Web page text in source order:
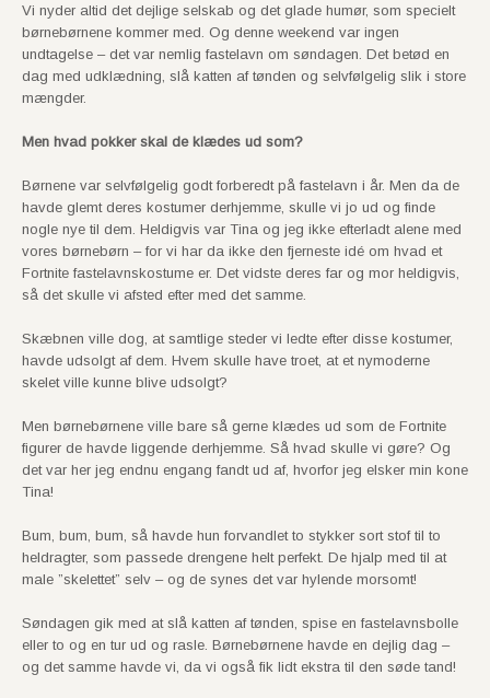
Vi nyder altid det dejlige selskab og det glade humør, som specielt
børnebørnene kommer med. Og denne weekend var ingen
undtagelse – det var nemlig fastelavn om søndagen. Det betød en
dag med udklædning, slå katten af tønden og selvfølgelig slik i store
mængder.
Men hvad pokker skal de klædes ud som?
Børnene var selvfølgelig godt forberedt på fastelavn i år. Men da de
havde glemt deres kostumer derhjemme, skulle vi jo ud og finde
nogle nye til dem. Heldigvis var Tina og jeg ikke efterladt alene med
vores børnebørn – for vi har da ikke den fjerneste idé om hvad et
Fortnite fastelavnskostume er. Det vidste deres far og mor heldigvis,
så det skulle vi afsted efter med det samme.
Skæbnen ville dog, at samtlige steder vi ledte efter disse kostumer,
havde udsolgt af dem. Hvem skulle have troet, at et nymoderne
skelet ville kunne blive udsolgt?
Men børnebørnene ville bare så gerne klædes ud som de Fortnite
figurer de havde liggende derhjemme. Så hvad skulle vi gøre? Og
det var her jeg endnu engang fandt ud af, hvorfor jeg elsker min kone
Tina!
Bum, bum, bum, så havde hun forvandlet to stykker sort stof til to
heldragter, som passede drengene helt perfekt. De hjalp med til at
male ”skelettet” selv – og de synes det var hylende morsomt!
Søndagen gik med at slå katten af tønden, spise en fastelavnsbolle
eller to og en tur ud og rasle. Børnebørnene havde en dejlig dag –
og det samme havde vi, da vi også fik lidt ekstra til den søde tand!